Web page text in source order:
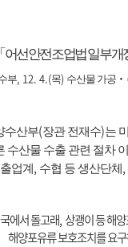
「 어선안전조업법 일부개
부 , 12. 4.(목) 수산물 가공 ‧
수산부(장관 전재수)는
수산물 수출 관련 절차
업계 , 수협 등 생산단체 ,
에서 돌고래, 상괭이 등 해
해양포유류 보호조치를 요